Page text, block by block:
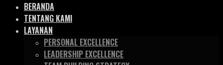
BERANDA
TENTANG KAMI
LAYANAN
PERSONAL EXCELLENCE
LEADERSHIP EXCELLENCE